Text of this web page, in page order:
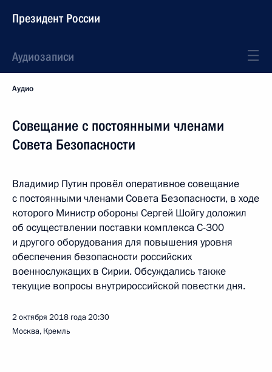
Президент России
Аудиозаписи
Аудио
Совещание с постоянными членами
Совета Безопасности
Владимир Путин провёл оперативное совещание
с постоянными членами Совета Безопасности, в ходе
которого Министр обороны Сергей Шойгу доложил
об осуществлении поставки комплекса С-300
и другого оборудования для повышения уровня
обеспечения безопасности российских
военнослужащих в Сирии. Обсуждались также
текущие вопросы внутрироссийской повестки дня.
2 октября 2018 года20:30
Москва, Кремль